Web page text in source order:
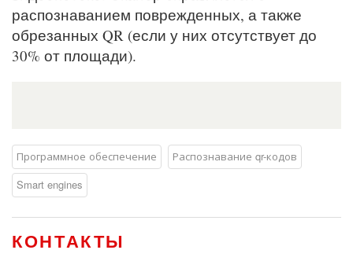
распознаванием поврежденных, а также
обрезанных QR (если у них отсутствует до
30% от площади).
Программное обеспечение
Распознавание qr-кодов
Smart engines
КОНТАКТЫ